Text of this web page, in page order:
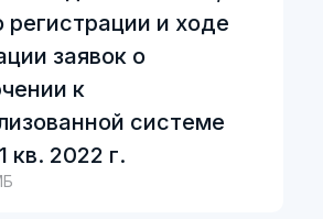
регистрации и ходе
заявок о
к
системе
кв. 2022 г.